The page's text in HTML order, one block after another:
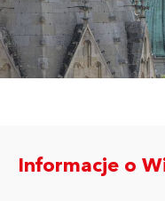
Informacje o